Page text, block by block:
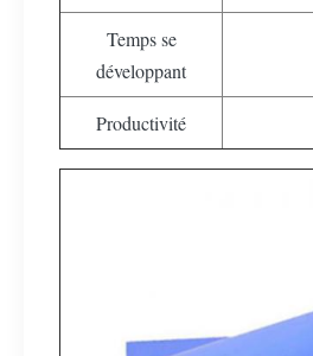
Temps se
développant
Productivité